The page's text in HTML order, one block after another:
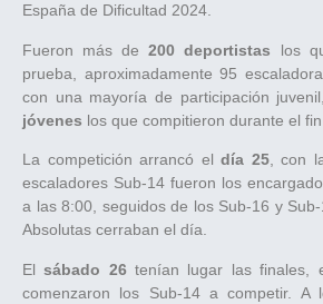
España de Dificultad 2024.
Fueron más de200 deportistas los
prueba, aproximadamente 95
con una mayoría de participación
jóvenes los que compitieron durante el fin
La competición arrancó eldía 25, con
escaladores Sub-14 fueron los
a las 8:00, seguidos de los Sub-16 y
Absolutas cerraban el día.
Elsábado 26tenían lugar las finales,
comenzaron los Sub-14 a competir.